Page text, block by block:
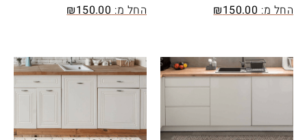
החל מ: ₪150.00 החל מ: ₪150.00